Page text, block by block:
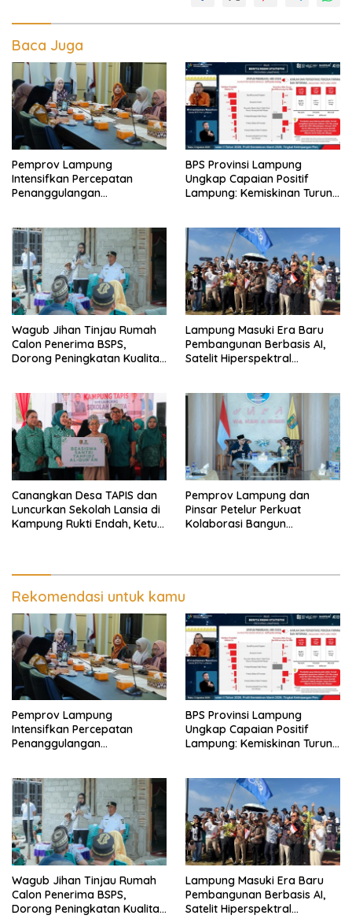
Baca Juga
Pemprov Lampung
Intensifkan Percepatan
Penanggulangan
BPS Provinsi Lampung
Ungkap Capaian Positif
Lampung: Kemiskinan Turun,
Wagub Jihan Tinjau Rumah
Calon Penerima BSPS,
Dorong Peningkatan Kualitas
Lampung Masuki Era Baru
Pembangunan Berbasis AI,
Satelit Hiperspektral
Canangkan Desa TAPIS dan
Luncurkan Sekolah Lansia di
Kampung Rukti Endah, Ketua
Pemprov Lampung dan
Pinsar Petelur Perkuat
Kolaborasi Bangun
Rekomendasi untuk kamu
Pemprov Lampung
Intensifkan Percepatan
Penanggulangan
BPS Provinsi Lampung
Ungkap Capaian Positif
Lampung: Kemiskinan Turun,
Wagub Jihan Tinjau Rumah
Calon Penerima BSPS,
Dorong Peningkatan Kualitas
Lampung Masuki Era Baru
Pembangunan Berbasis AI,
Satelit Hiperspektral